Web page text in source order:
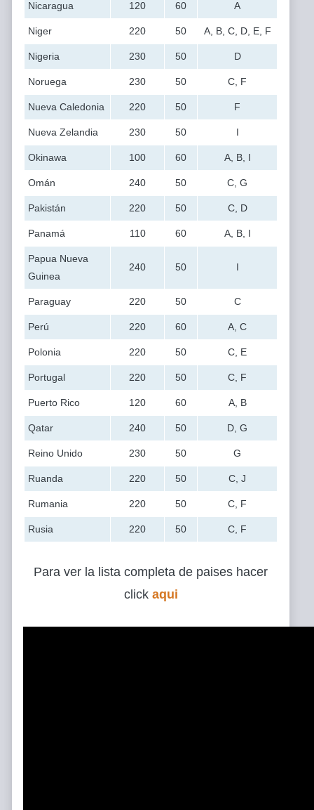
Nicaragua 120 60 A
Niger 220 50 A, B, C, D, E, F
Nigeria 230 50 D
Noruega 230 50 C, F
Nueva Caledonia 220 50 F
Nueva Zelandia 230 50 I
Okinawa 100 60 A, B, I
Omán 240 50 C, G
Pakistán 220 50 C, D
Panamá 110 60 A, B, I
Papua Nueva
Guinea
240 50 I
Paraguay 220 50 C
Perú 220 60 A, C
Polonia 220 50 C, E
Portugal 220 50 C, F
Puerto Rico 120 60 A, B
Qatar 240 50 D, G
Reino Unido 230 50 G
Ruanda 220 50 C, J
Rumania 220 50 C, F
Rusia 220 50 C, F
Para ver la lista completa de paises hacer
click aqui